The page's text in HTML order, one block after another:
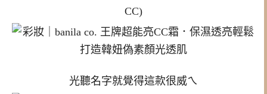
CC)
光聽名字就覺得這款很威ㄟ